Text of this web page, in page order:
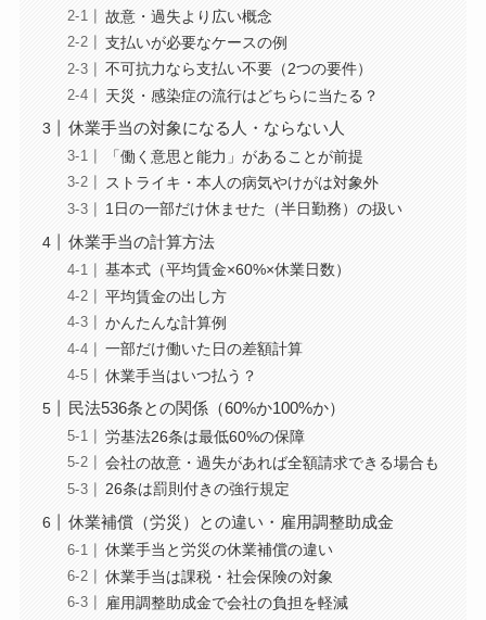
故意・過失より広い概念
支払いが必要なケースの例
不可抗力なら支払い不要（2つの要件）
天災・感染症の流行はどちらに当たる？
休業手当の対象になる人・ならない人
「働く意思と能力」があることが前提
ストライキ・本人の病気やけがは対象外
1日の一部だけ休ませた（半日勤務）の扱い
休業手当の計算方法
基本式（平均賃金×60%×休業日数）
平均賃金の出し方
かんたんな計算例
一部だけ働いた日の差額計算
休業手当はいつ払う？
民法536条との関係（60%か100%か）
労基法26条は最低60%の保障
会社の故意・過失があれば全額請求できる場合も
26条は罰則付きの強行規定
休業補償（労災）との違い・雇用調整助成金
休業手当と労災の休業補償の違い
休業手当は課税・社会保険の対象
雇用調整助成金で会社の負担を軽減